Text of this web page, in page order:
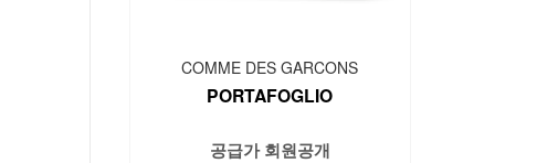
COMME DES GARCONS
PORTAFOGLIO
공급가 회원공개